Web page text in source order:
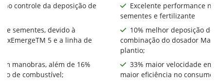
no controle da deposição de
sementes, devido à
5 e a linha de
manobras, além de 16%
de combustível;
Excelente performance
sementes e fertilizante
10% melhor deposição de
combinação do dosador
plantio;
33% maior velocidade em
maior eficiência no consumo